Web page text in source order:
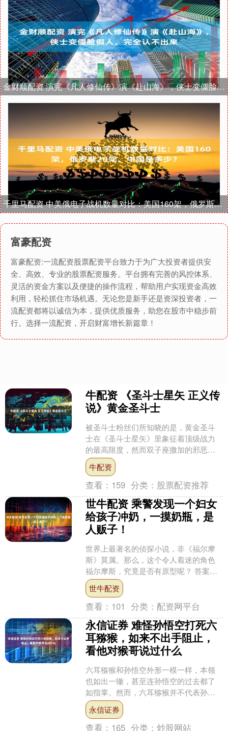
金财顺配资 演完《凡人修仙传》演《赴山海》，侠士变僵脸假人，完全认不出来
千里马配资 中美俄电子战机数量对比：美国160架，俄罗斯20架，中国是多少？
富豪配资
富豪配资:一流配资股票配资平台致力于为广大投资者提供安
全、高效、专业的股票配资服务。平台拥有完善的风控体系、
灵活的资金方案以及便捷的操作流程，帮助用户实现资金高效
利用，轻松抓住市场机遇。无论您是新手还是资深投资者，一
流配资都将以诚信为本，提供优质服务，助您在股市中稳步前
行。选择一流配资，开启财富增长新篇章！
牛配资 《圣斗士星矢 正义传
说》黄金圣斗士
被圣斗士粉丝们所知晓的是，黄金圣斗
士在《圣斗士星矢》里象征着顶级战力
的最高限度，然而双子座撒加的邪恶人
格，却将这个最高限度直接弄出了一个
大窟窿。他正是那个依靠自....
牛配资
查看： 159 分类： 股票配资推荐
世牛配资 乘警发现一个妇女
给孩子冲奶，一摸奶瓶，是
人贩子！
世界上最著名的侦探小说，非《福尔摩
斯》莫属。那么，这个令人着迷的角色
福尔摩斯，究竟是否有原型呢？ 答案是
肯定的，福尔摩斯确实有原型。这个原
型就是爱丁堡皇家外科医....
世牛配资
查看： 101 分类： 配资网平台
永信证券 难怪孙悟空打死六
耳猕猴，如来不出手阻止，
看他对猴哥说过什么
六耳猕猴和孙悟空外形一模一样，本领
也如出一辙，甚至连孙悟空的过去都了
如指掌。然而，六耳猕猴并不代表孙悟
空的二心，即使他与孙悟空几乎无异，
也不能认为他只是孙悟空邪....
永信证券
查看： 165 分类：炒股网站